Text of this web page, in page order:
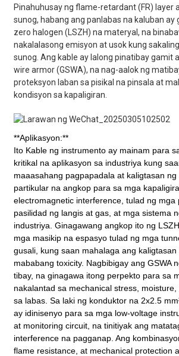
Pinahuhusay ng flame-retardant (FR) layer
sunog, habang ang panlabas na kaluban ay
zero halogen (LSZH) na materyal, na
nakalalasong emisyon at usok kung
sunog. Ang kable ay lalong pinatibay gamit
wire armor (GSWA), na nag-aalok ng
proteksyon laban sa pisikal na pinsala at
kondisyon sa kapaligiran.
**Aplikasyon:**
Ito Kable ng instrumentoay mainam para
kritikal na aplikasyon sa industriya kung
maaasahang pagpapadala at kaligtasan
partikular na angkop para sa mga
electromagnetic interference, tulad ng mga
pasilidad ng langis at gas, at mga sistema
industriya. Ginagawang angkop ito ng
mga masikip na espasyo tulad ng mga
gusali, kung saan mahalaga ang
mababang toxicity. Nagbibigay ang GSWA
tibay, na ginagawa itong perpekto para sa
nakalantad sa mechanical stress,
sa labas. Sa laki ng konduktor na 2x2.5
ay idinisenyo para sa mga low-voltage
at monitoring circuit, na tinitiyak ang
interference na pagganap. Ang
flame resistance, at mechanical protection